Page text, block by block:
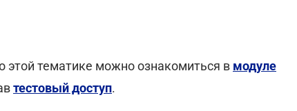
тематике можно ознакомиться в модуле
тестовый доступ.